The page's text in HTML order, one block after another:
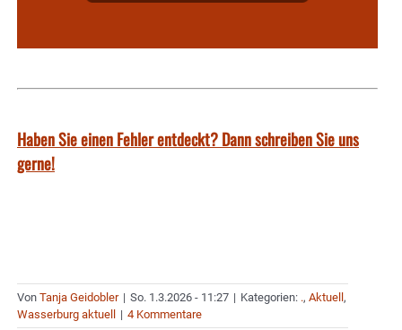
Haben Sie einen Fehler entdeckt? Dann schreiben Sie uns
gerne!
Von Tanja Geidobler | So. 1.3.2026 - 11:27 | Kategorien: ., Aktuell,
Wasserburg aktuell | 4 Kommentare